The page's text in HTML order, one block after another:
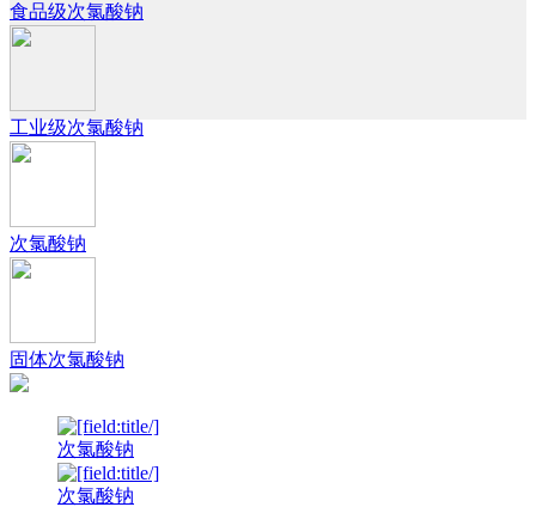
食品级次氯酸钠
工业级次氯酸钠
次氯酸钠
固体次氯酸钠
次氯酸钠
次氯酸钠